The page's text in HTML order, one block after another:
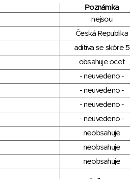
Poznámka
nejsou
Česká Republika
aditiva se skóre 5
obsahuje ocet
- neuvedeno -
- neuvedeno -
- neuvedeno -
- neuvedeno -
neobsahuje
neobsahuje
neobsahuje